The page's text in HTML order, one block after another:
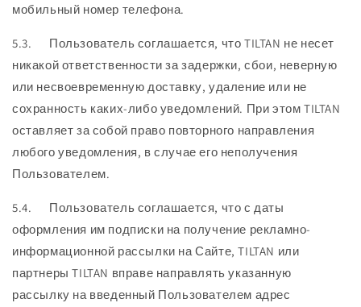
мобильный номер телефона.
5.3. Пользователь соглашается, что TILTAN не несет
никакой ответственности за задержки, сбои, неверную
или несвоевременную доставку, удаление или не
сохранность каких-либо уведомлений. При этом TILTAN
оставляет за собой право повторного направления
любого уведомления, в случае его неполучения
Пользователем.
5.4. Пользователь соглашается, что с даты
оформления им подписки на получение рекламно-
информационной рассылки на Сайте, TILTAN или
партнеры TILTAN вправе направлять указанную
рассылку на введенный Пользователем адрес